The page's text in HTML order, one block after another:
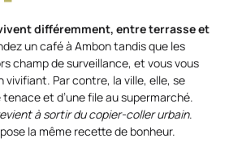
différemment, entre terrasse et
un café à Ambon tandis que les
champ de surveillance, et vous vous
vivifiant. Par contre, la ville, elle, se
et d’une file au supermarché.
à sortir du copier-coller urbain.
la même recette de bonheur.